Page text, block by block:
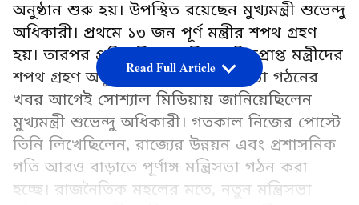
অনুষ্ঠান শুরু হয়। উপস্থিত রয়েছেন মুখ্যমন্ত্রী শুভেন্দু
অধিকারী। প্রথমে ১৩ জন পূর্ণ মন্ত্রীর শপথ গ্রহণ
হয়। তারপর প্রতিমন্ত্রী ও স্বাধীন দায়িত্বপ্রাপ্ত মন্ত্রীদের
শপথ গ্রহণ অনুষ্ঠান হয়। পূর্ণাঙ্গ মন্ত্রিসভা গঠনের
খবর আগেই সোশ্যাল মিডিয়ায় জানিয়েছিলেন
মুখ্যমন্ত্রী শুভেন্দু অধিকারী। গতকাল নিজের পোস্টে
তিনি লিখেছিলেন, রাজ্যের উন্নয়ন এবং প্রশাসনিক
গতি আরও বাড়াতে পূর্ণাঙ্গ মন্ত্রিসভা গঠন করা
হচ্ছে। রাজনৈতিক মহলের মতে, নতুন মন্ত্রিসভা
Read Full Article